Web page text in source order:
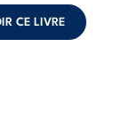
CE LIVRE